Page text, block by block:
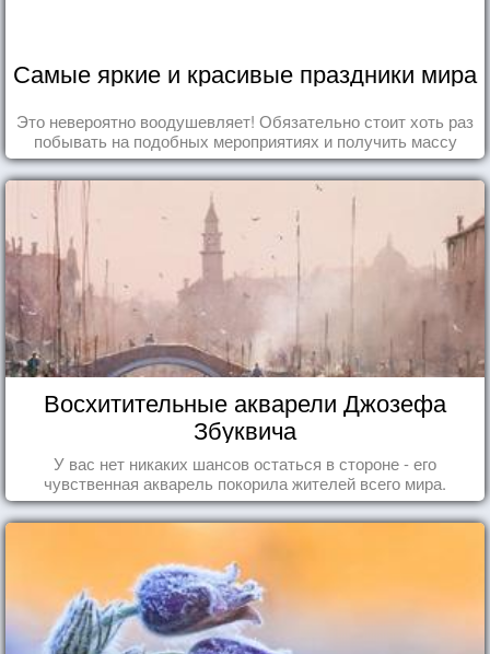
Самые яркие и красивые праздники мира
Это невероятно воодушевляет! Обязательно стоит хоть раз
побывать на подобных мероприятиях и получить массу
впечатлений!
Восхитительные акварели Джозефа
Збуквича
У вас нет никаких шансов остаться в стороне - его
чувственная акварель покорила жителей всего мира.